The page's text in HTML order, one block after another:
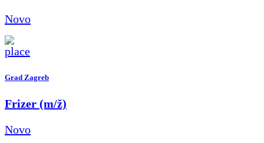
Novo
Grad Zagreb
Frizer (m/ž)
Novo